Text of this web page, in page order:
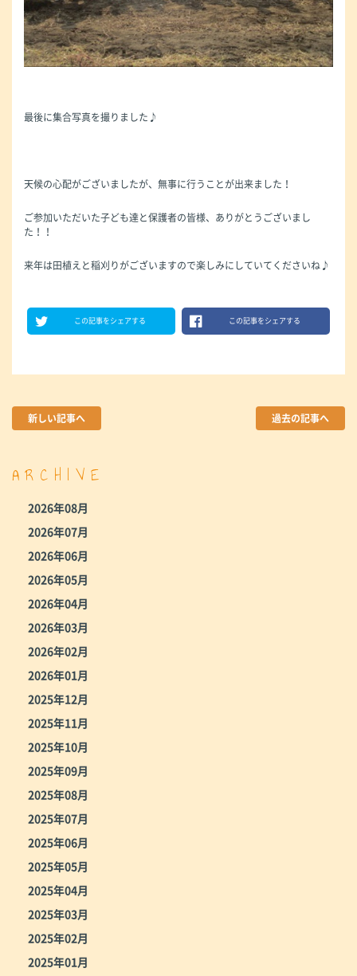
最後に集合写真を撮りました♪
天候の心配がございましたが、無事に行うことが出来ました！
ご参加いただいた子ども達と保護者の皆様、ありがとうございまし
た！！
来年は田植えと稲刈りがございますので楽しみにしていてくださいね♪
この記事をシェアする この記事をシェアする
新しい記事へ 過去の記事へ
ARCHIVE
2026年08月
2026年07月
2026年06月
2026年05月
2026年04月
2026年03月
2026年02月
2026年01月
2025年12月
2025年11月
2025年10月
2025年09月
2025年08月
2025年07月
2025年06月
2025年05月
2025年04月
2025年03月
2025年02月
2025年01月